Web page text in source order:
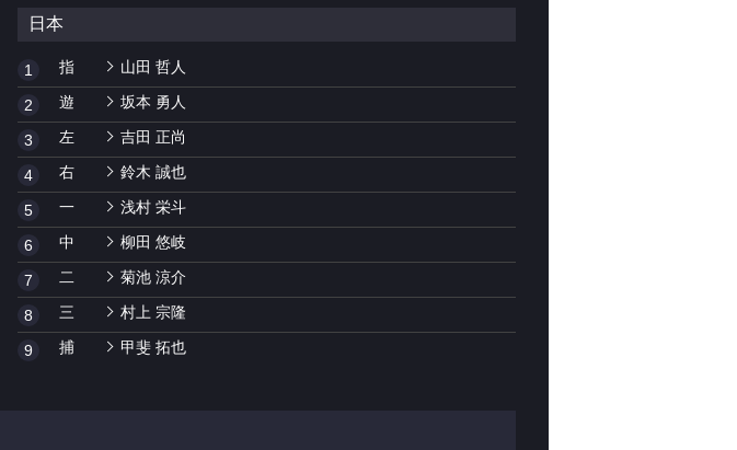
日本
1 指 山田 哲人
2 遊 坂本 勇人
3 左 吉田 正尚
4 右 鈴木 誠也
5 一 浅村 栄斗
6 中 柳田 悠岐
7 二 菊池 涼介
8 三 村上 宗隆
9 捕 甲斐 拓也